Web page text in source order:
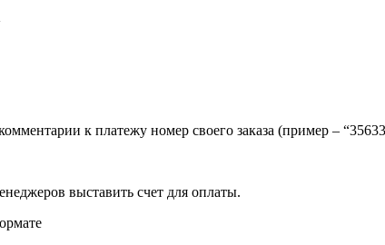
к платежу номер своего заказа (пример –
выставить счет для оплаты.